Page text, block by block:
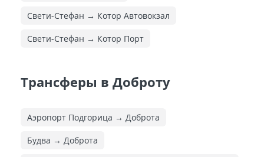
Свети-Стефан → Котор Автовокзал
Свети-Стефан → Котор Порт
Трансферы в Доброту
Аэропорт Подгорица → Доброта
Будва → Доброта